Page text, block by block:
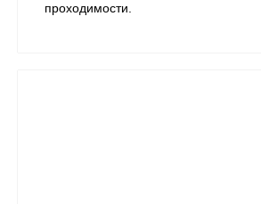
проходимости.